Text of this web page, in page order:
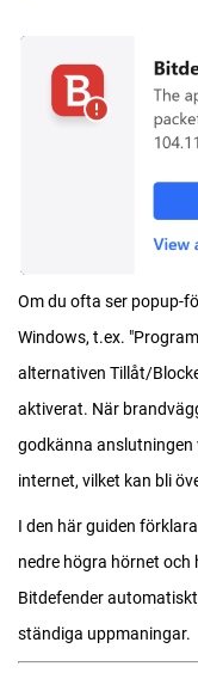
Om du ofta ser popup-
Windows, t.ex.
alternativen Tillåt/
aktiverat. När
godkänna anslutningen
internet, vilket kan bli
I den här guiden
nedre högra hörnet
Bitdefender
ständiga uppmaningar.